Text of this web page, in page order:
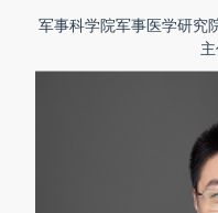
军事科学院军事医学研究